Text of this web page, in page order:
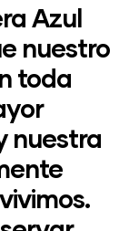
Azul
nuestro
toda
nuestra